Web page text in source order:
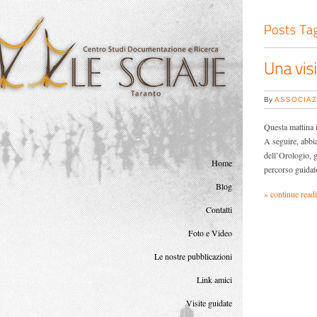
Home
Blog
Contatti
Foto e Video
Le nostre pubblicazioni
Link amici
Visite guidate
By
Questa
A seguire,
dell’Orologio,
percorso
» continue